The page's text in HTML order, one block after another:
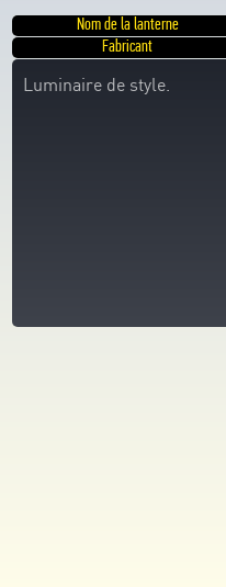
Nom de la lanterne
Fabricant
Luminaire de style.